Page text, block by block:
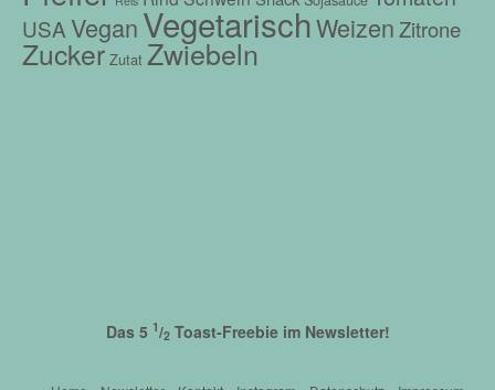
USA VeganVegetarischWeizenZitrone
Zucker Zutat Zwiebeln
Das 5 1/2Toast-Freebie im Newsletter!